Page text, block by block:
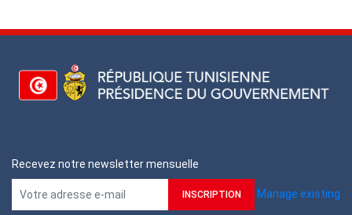
Recevez notre newsletter mensuelle
Manage existing